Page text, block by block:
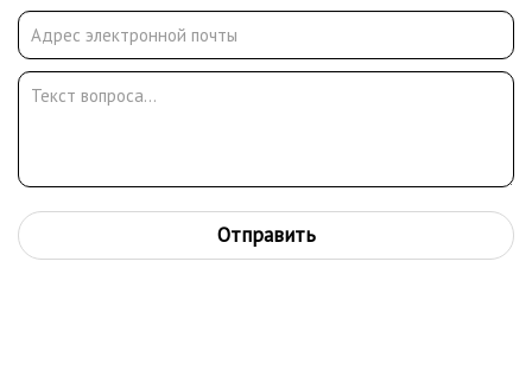
скачки, охота. Кроме того, иллюстрации и сатирические
рисунки и карикатуры художника публиковались на
страницах британской прессы.
Отправить